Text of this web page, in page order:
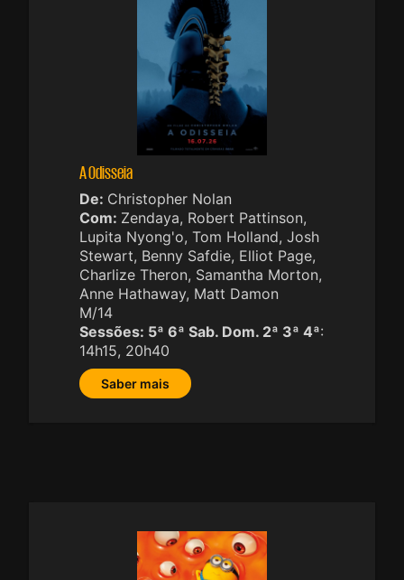
A Odisseia
De: Christopher Nolan
Com: Zendaya, Robert Pattinson,
Lupita Nyong'o, Tom Holland, Josh
Stewart, Benny Safdie, Elliot Page,
Charlize Theron, Samantha Morton,
Anne Hathaway, Matt Damon
M/14
Sessões: 5ª 6ª Sab. Dom. 2ª 3ª 4ª:
14h15, 20h40
Saber mais